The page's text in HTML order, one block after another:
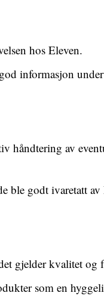
hos Eleven.
informasjon
håndtering av
ble godt ivaretatt av
gjelder kvalitet og
som en